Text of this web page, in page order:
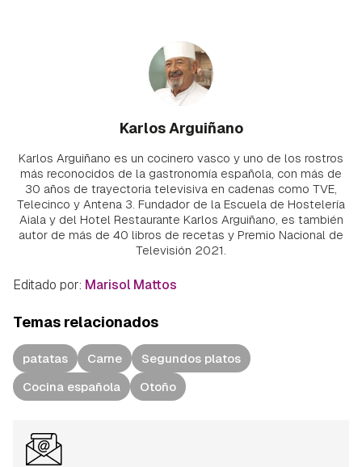
Karlos Arguiñano
Karlos Arguiñano es un cocinero vasco y uno de los rostros
más reconocidos de la gastronomía española, con más de
30 años de trayectoria televisiva en cadenas como TVE,
Telecinco y Antena 3. Fundador de la Escuela de Hostelería
Aiala y del Hotel Restaurante Karlos Arguiñano, es también
autor de más de 40 libros de recetas y Premio Nacional de
Televisión 2021.
Editado por: Marisol Mattos
Temas relacionados
patatas Carne
Segundos platos
Cocina española
Otoño